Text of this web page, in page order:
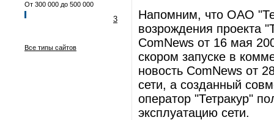
От 300 000 до 500 000
3
Все типы сайтов
Напомним, что ОАО
возрождения проекта
ComNews от 16 мая
скором запуске в
новость ComNews от
сети, а созданный
оператор "Тетракур"
эксплуатацию сети.